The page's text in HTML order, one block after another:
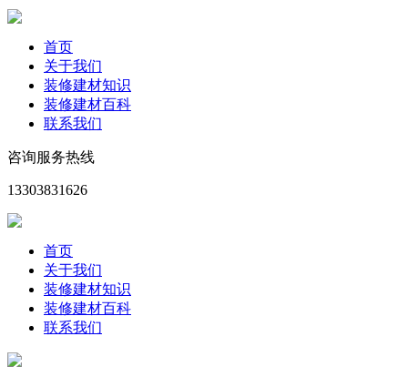
首页
关于我们
装修建材知识
装修建材百科
联系我们
咨询服务热线
13303831626
首页
关于我们
装修建材知识
装修建材百科
联系我们